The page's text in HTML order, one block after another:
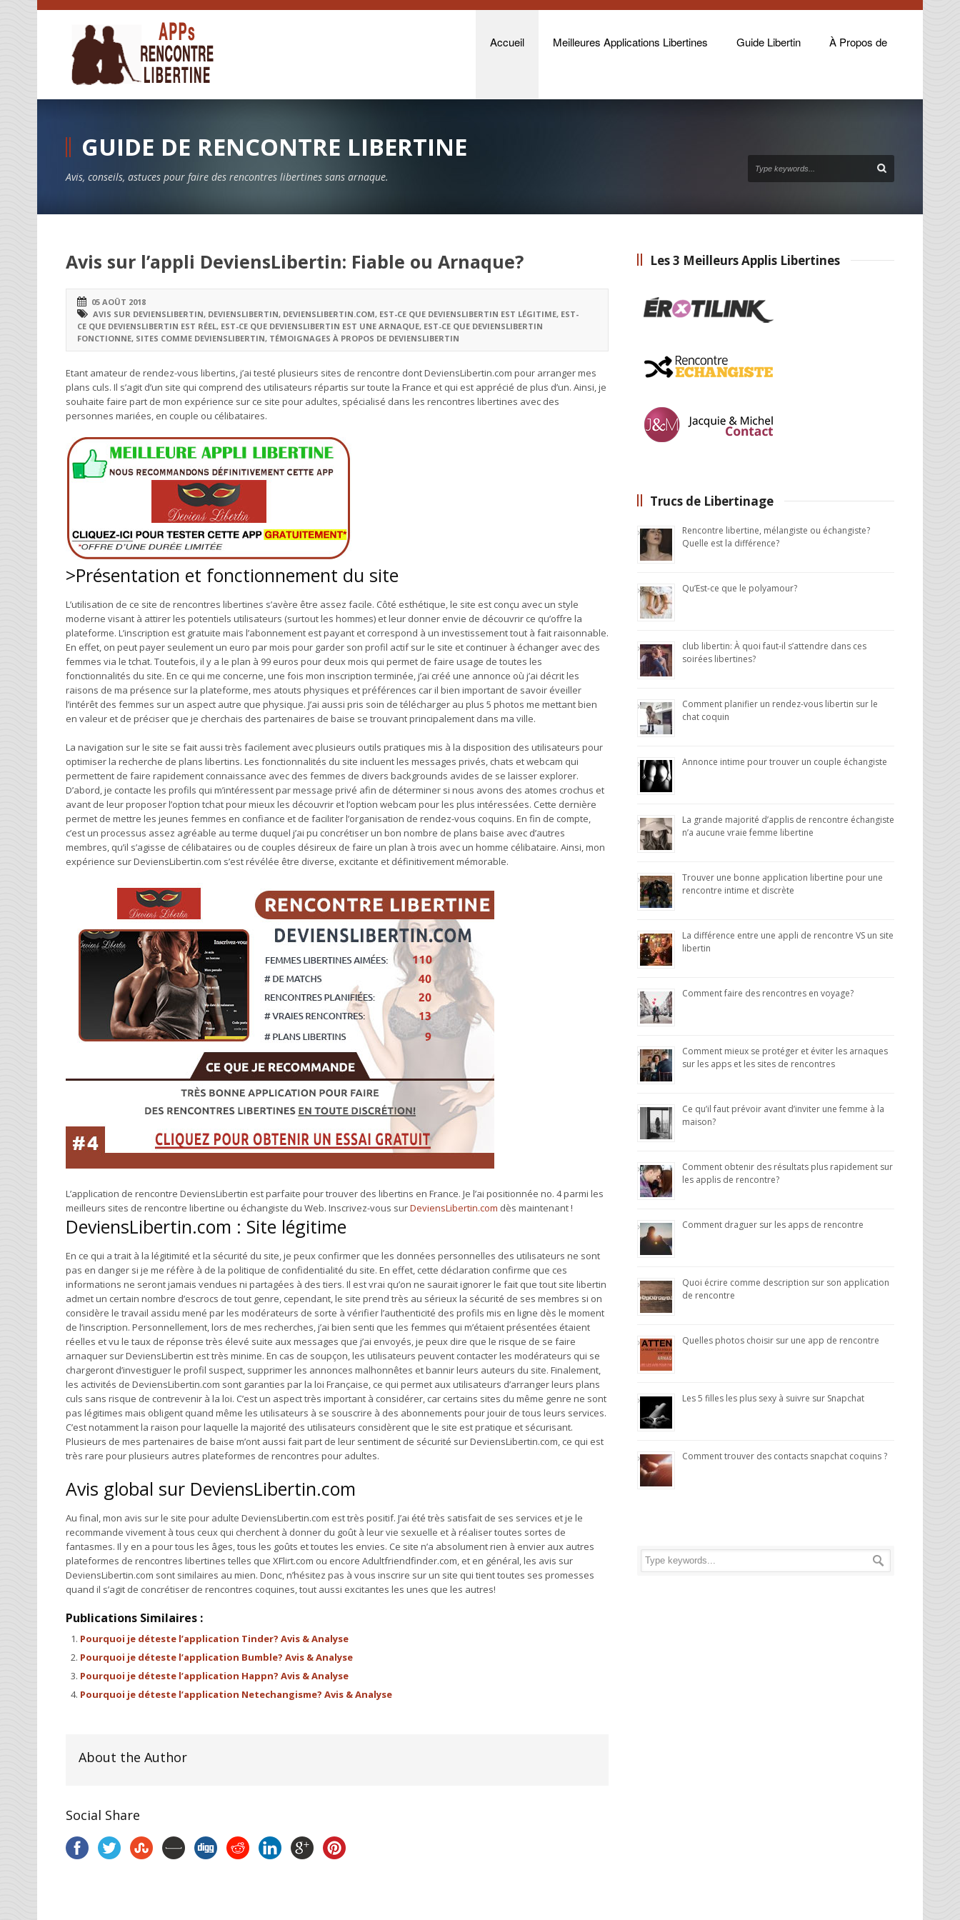
Accueil Meilleures Applications Libertines Guide Libertin À Propos de
GUIDE DE RENCONTRE LIBERTINE
Avis, conseils, astuces pour faire des rencontres libertines sans arnaque.
Avis sur l’appli DeviensLibertin: Fiable ou Arnaque?
05 AOÛT 2018
AVIS SUR DEVIENSLIBERTIN, DEVIENSLIBERTIN, DEVIENSLIBERTIN.COM, EST-CE QUE DEVIENSLIBERTIN EST LÉGITIME, EST-
CE QUE DEVIENSLIBERTIN EST RÉEL, EST-CE QUE DEVIENSLIBERTIN EST UNE ARNAQUE, EST-CE QUE DEVIENSLIBERTIN
FONCTIONNE, SITES COMME DEVIENSLIBERTIN, TÉMOIGNAGES À PROPOS DE DEVIENSLIBERTIN
Etant amateur de rendez-vous libertins, j’ai testé plusieurs sites de rencontre dont DeviensLibertin.com pour arranger mes
plans culs. Il s’agit d’un site qui comprend des utilisateurs répartis sur toute la France et qui est apprécié de plus d’un. Ainsi, je
souhaite faire part de mon expérience sur ce site pour adultes, spécialisé dans les rencontres libertines avec des
personnes mariées, en couple ou célibataires.
>Présentation et fonctionnement du site
L’utilisation de ce site de rencontres libertines s’avère être assez facile. Côté esthétique, le site est conçu avec un style
moderne visant à attirer les potentiels utilisateurs (surtout les hommes) et leur donner envie de découvrir ce qu’offre la
plateforme. L’inscription est gratuite mais l’abonnement est payant et correspond à un investissement tout à fait raisonnable.
En effet, on peut payer seulement un euro par mois pour garder son profil actif sur le site et continuer à échanger avec des
femmes via le tchat. Toutefois, il y a le plan à 99 euros pour deux mois qui permet de faire usage de toutes les
fonctionnalités du site. En ce qui me concerne, une fois mon inscription terminée, j’ai créé une annonce où j’ai décrit les
raisons de ma présence sur la plateforme, mes atouts physiques et préférences car il bien important de savoir éveiller
l’intérêt des femmes sur un aspect autre que physique. J’ai aussi pris soin de télécharger au plus 5 photos me mettant bien
en valeur et de préciser que je cherchais des partenaires de baise se trouvant principalement dans ma ville.
La navigation sur le site se fait aussi très facilement avec plusieurs outils pratiques mis à la disposition des utilisateurs pour
optimiser la recherche de plans libertins. Les fonctionnalités du site incluent les messages privés, chats et webcam qui
permettent de faire rapidement connaissance avec des femmes de divers backgrounds avides de se laisser explorer.
D’abord, je contacte les profils qui m’intéressent par message privé afin de déterminer si nous avons des atomes crochus et
avant de leur proposer l’option tchat pour mieux les découvrir et l’option webcam pour les plus intéressées. Cette dernière
permet de mettre les jeunes femmes en confiance et de faciliter l’organisation de rendez-vous coquins. En fin de compte,
c’est un processus assez agréable au terme duquel j’ai pu concrétiser un bon nombre de plans baise avec d’autres
membres, qu’il s’agisse de célibataires ou de couples désireux de faire un plan à trois avec un homme célibataire. Ainsi, mon
expérience sur DeviensLibertin.com s’est révélée être diverse, excitante et définitivement mémorable.
L’application de rencontre DeviensLibertin est parfaite pour trouver des libertins en France. Je l’ai positionnée no. 4 parmi les
meilleurs sites de rencontre libertine ou échangiste du Web. Inscrivez-vous surDeviensLibertin.com dès maintenant !
DeviensLibertin.com : Site légitime
En ce qui a trait à la légitimité et la sécurité du site, je peux confirmer que les données personnelles des utilisateurs ne sont
pas en danger si je me réfère à de la politique de confidentialité du site. En effet, cette déclaration confirme que ces
informations ne seront jamais vendues ni partagées à des tiers. Il est vrai qu’on ne saurait ignorer le fait que tout site libertin
admet un certain nombre d’escrocs de tout genre, cependant, le site prend très au sérieux la sécurité de ses membres si on
considère le travail assidu mené par les modérateurs de sorte à vérifier l’authenticité des profils mis en ligne dès le moment
de l’inscription. Personnellement, lors de mes recherches, j’ai bien senti que les femmes qui m’étaient présentées étaient
réelles et vu le taux de réponse très élevé suite aux messages que j’ai envoyés, je peux dire que le risque de se faire
arnaquer sur DeviensLibertin est très minime. En cas de soupçon, les utilisateurs peuvent contacter les modérateurs qui se
chargeront d’investiguer le profil suspect, supprimer les annonces malhonnêtes et bannir leurs auteurs du site. Finalement,
les activités de DeviensLibertin.com sont garanties par la loi Française, ce qui permet aux utilisateurs d’arranger leurs plans
culs sans risque de contrevenir à la loi. C’est un aspect très important à considérer, car certains sites du même genre ne sont
pas légitimes mais obligent quand même les utilisateurs à se souscrire à des abonnements pour jouir de tous leurs services.
C’est notamment la raison pour laquelle la majorité des utilisateurs considèrent que le site est pratique et sécurisant.
Plusieurs de mes partenaires de baise m’ont aussi fait part de leur sentiment de sécurité sur DeviensLibertin.com, ce qui est
très rare pour plusieurs autres plateformes de rencontres pour adultes.
Avis global sur DeviensLibertin.com
Au final, mon avis sur le site pour adulte DeviensLibertin.com est très positif. J’ai été très satisfait de ses services et je le
recommande vivement à tous ceux qui cherchent à donner du goût à leur vie sexuelle et à réaliser toutes sortes de
fantasmes. Il y en a pour tous les âges, tous les goûts et toutes les envies. Ce site n’a absolument rien à envier aux autres
plateformes de rencontres libertines telles que XFlirt.com ou encore Adultfriendfinder.com, et en général, les avis sur
DeviensLibertin.com sont similaires au mien. Donc, n’hésitez pas à vous inscrire sur un site qui tient toutes ses promesses
quand il s’agit de concrétiser de rencontres coquines, tout aussi excitantes les unes que les autres!
Publications Similaires :
Pourquoi je déteste l’application Tinder? Avis & Analyse
Pourquoi je déteste l’application Bumble? Avis & Analyse
Pourquoi je déteste l’application Happn? Avis & Analyse
Pourquoi je déteste l’application Netechangisme? Avis & Analyse
About the Author
Social Share
Les 3 Meilleurs Applis Libertines
Trucs de Libertinage
Rencontre libertine, mélangiste ou échangiste?
Quelle est la différence?
Qu’Est-ce que le polyamour?
club libertin: À quoi faut-il s’attendre dans ces
soirées libertines?
Comment planifier un rendez-vous libertin sur le
chat coquin
Annonce intime pour trouver un couple échangiste
La grande majorité d’applis de rencontre échangiste
n’a aucune vraie femme libertine
Trouver une bonne application libertine pour une
rencontre intime et discrète
La différence entre une appli de rencontre VS un site
libertin
Comment faire des rencontres en voyage?
Comment mieux se protéger et éviter les arnaques
sur les apps et les sites de rencontres
Ce qu’il faut prévoir avant d’inviter une femme à la
maison?
Comment obtenir des résultats plus rapidement sur
les applis de rencontre?
Comment draguer sur les apps de rencontre
Quoi écrire comme description sur son application
de rencontre
Quelles photos choisir sur une app de rencontre
Les 5 filles les plus sexy à suivre sur Snapchat
Comment trouver des contacts snapchat coquins ?